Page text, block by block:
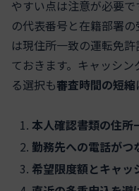
やすい点は注意が必要
の代表番号と在籍部署
は現住所一致の運転免
ておきます。キャッシ
る選択も審査時間の短縮
本人確認書類の住所
勤務先への電話がつ
希望限度額とキャッ